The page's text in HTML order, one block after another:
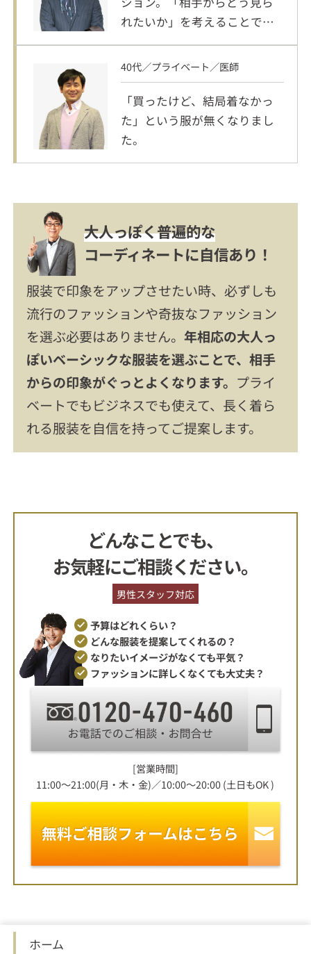
れたいか」を考えることで改
善！
40代／プライベート／医師
「買ったけど、結局着なかっ
た」という服が無くなりまし
た。
大人っぽく普遍的な
コーディネートに自信あり！
服装で印象をアップさせたい時、必ずしも
流行のファッションや奇抜なファッション
を選ぶ必要はありません。年相応の大人っ
ぽいベーシックな服装を選ぶことで、相手
からの印象がぐっとよくなります。 プライ
ベートでもビジネスでも使えて、長く着ら
れる服装を自信を持ってご提案します。
どんなことでも、
お気軽にご相談ください。
男性スタッフ対応
予算はどれくらい？
どんな服装を提案してくれるの？
なりたいイメージがなくても平気？
ファッションに詳しくなくても大丈夫？
[営業時間]
11:00～21:00(月・木・金)／10:00～20:00 (土日もOK )
ホーム